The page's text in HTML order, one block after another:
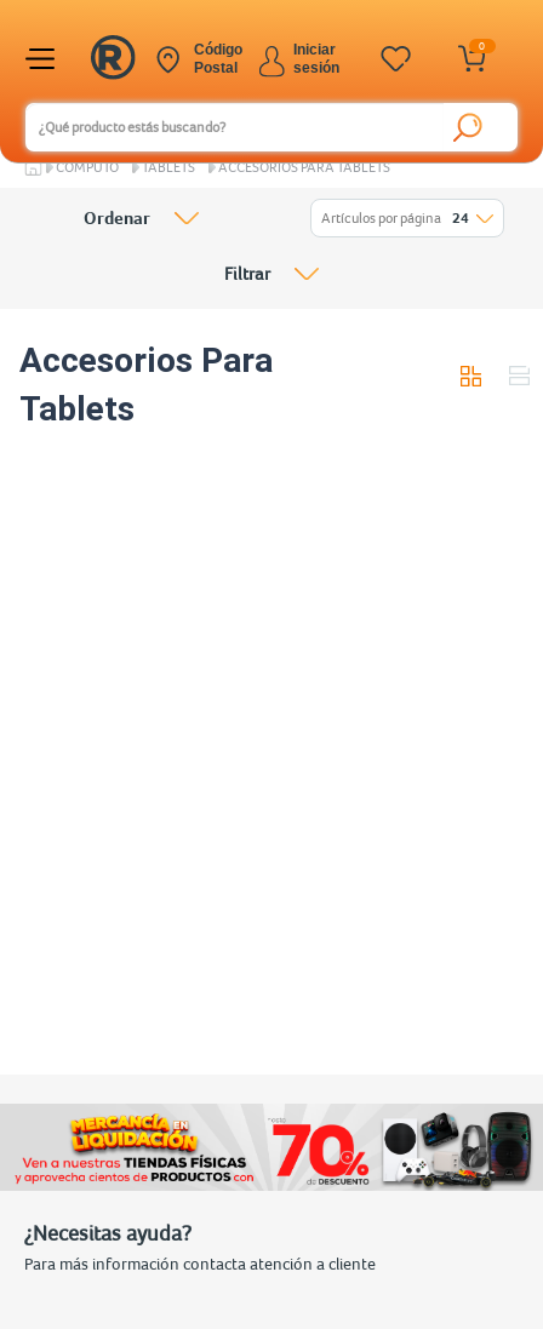
0
Iniciar
sesión
Código
Postal
CÓMPUTO TABLETS ACCESORIOS PARA TABLETS
Accesorios Para
Tablets
Ordenar Artículos por página 24
Filtrar
¿Necesitas ayuda?
Para más información contacta atención a cliente